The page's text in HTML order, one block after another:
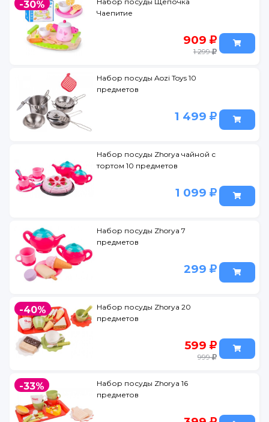
-30%
Чаепитие
909
1 299
Набор посуды Aozi Toys 10
предметов
1 499
Набор посуды Zhorya чайной с
тортом 10 предметов
1 099
Набор посуды Zhorya 7
предметов
299
-40%
Набор посуды Zhorya 20
предметов
599
999
-33%
Набор посуды Zhorya 16
предметов